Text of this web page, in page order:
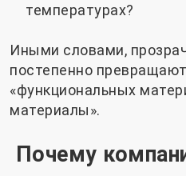
температурах?
Иными словами,
постепенно
«функциональных
материалы».
Почему